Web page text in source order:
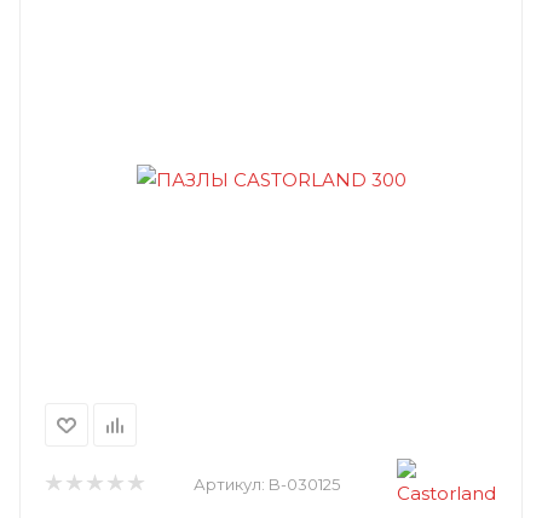
Артикул: B-030125